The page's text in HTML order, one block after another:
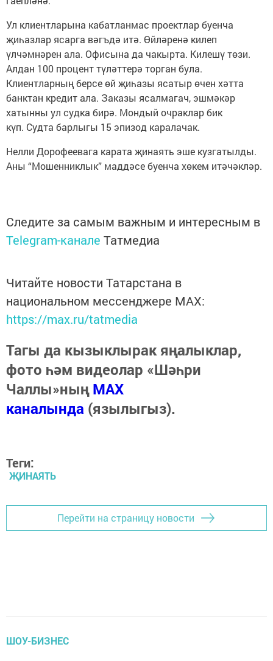
Ул клиентларына кабатланмас проектлар буенча
җиһазлар ясарга вәгъдә итә. Өйләренә килеп
үлчәмнәрен ала. Офисына да чакырта. Килешү төзи.
Алдан 100 процент түләттерә торган була.
Клиентларның берсе өй җиһазы ясатыр өчен хәтта
банктан кредит ала. Заказы ясалмагач, эшмәкәр
хатынны ул судка бирә. Мондый очраклар бик
күп. Судта барлыгы 15 эпизод каралачак.
Нелли Дорофеевага карата җинаять эше кузгатылды.
Аны “Мошенниклык” маддәсе буенча хөкем итәчәкләр.
Следите за самым важным и интересным в
Telegram-канале Татмедиа
Читайте новости Татарстана в
национальном мессенджере MАХ:
https://max.ru/tatmedia
Тагы да кызыклырак яңалыклар,
фото һәм видеолар «Шәһри
Чаллы»ныңMAX
каналында (язылыгыз).
Теги:
ҖИНАЯТЬ
Перейти на страницу новости
ШОУ-БИЗНЕС